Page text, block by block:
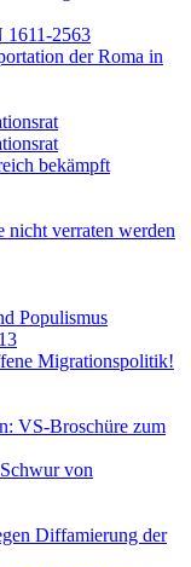
1611-2563
der Roma in
bekämpft
nicht verraten werden
Populismus
Migrationspolitik!
VS-Broschüre zum
von
Diffamierung der